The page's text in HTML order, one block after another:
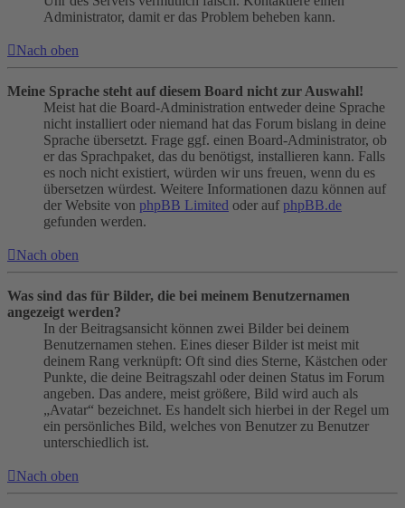
Administrator, damit er das Problem beheben kann.
Nach oben
Meine Sprache steht auf diesem Board nicht zur Auswahl!
Meist hat die Board-Administration entweder deine Sprache
nicht installiert oder niemand hat das Forum bislang in deine
Sprache übersetzt. Frage ggf. einen Board-Administrator, ob
er das Sprachpaket, das du benötigst, installieren kann. Falls
es noch nicht existiert, würden wir uns freuen, wenn du es
übersetzen würdest. Weitere Informationen dazu können auf
der Website von phpBB Limited oder auf phpBB.de
gefunden werden.
Nach oben
Was sind das für Bilder, die bei meinem Benutzernamen
angezeigt werden?
In der Beitragsansicht können zwei Bilder bei deinem
Benutzernamen stehen. Eines dieser Bilder ist meist mit
deinem Rang verknüpft: Oft sind dies Sterne, Kästchen oder
Punkte, die deine Beitragszahl oder deinen Status im Forum
angeben. Das andere, meist größere, Bild wird auch als
„Avatar“ bezeichnet. Es handelt sich hierbei in der Regel um
ein persönliches Bild, welches von Benutzer zu Benutzer
unterschiedlich ist.
Nach oben